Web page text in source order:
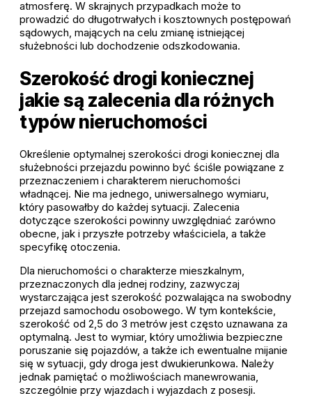
atmosferę. W skrajnych przypadkach może to
prowadzić do długotrwałych i kosztownych postępowań
sądowych, mających na celu zmianę istniejącej
służebności lub dochodzenie odszkodowania.
Szerokość drogi koniecznej
jakie są zalecenia dla różnych
typów nieruchomości
Określenie optymalnej szerokości drogi koniecznej dla
służebności przejazdu powinno być ściśle powiązane z
przeznaczeniem i charakterem nieruchomości
władnącej. Nie ma jednego, uniwersalnego wymiaru,
który pasowałby do każdej sytuacji. Zalecenia
dotyczące szerokości powinny uwzględniać zarówno
obecne, jak i przyszłe potrzeby właściciela, a także
specyfikę otoczenia.
Dla nieruchomości o charakterze mieszkalnym,
przeznaczonych dla jednej rodziny, zazwyczaj
wystarczająca jest szerokość pozwalająca na swobodny
przejazd samochodu osobowego. W tym kontekście,
szerokość od 2,5 do 3 metrów jest często uznawana za
optymalną. Jest to wymiar, który umożliwia bezpieczne
poruszanie się pojazdów, a także ich ewentualne mijanie
się w sytuacji, gdy droga jest dwukierunkowa. Należy
jednak pamiętać o możliwościach manewrowania,
szczególnie przy wjazdach i wyjazdach z posesji.